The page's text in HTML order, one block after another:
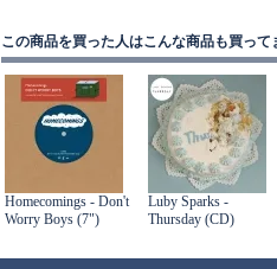
この商品を買った人はこんな商品も買って
Homecomings - Don't
Worry Boys (7")
Luby Sparks -
Thursday (CD)